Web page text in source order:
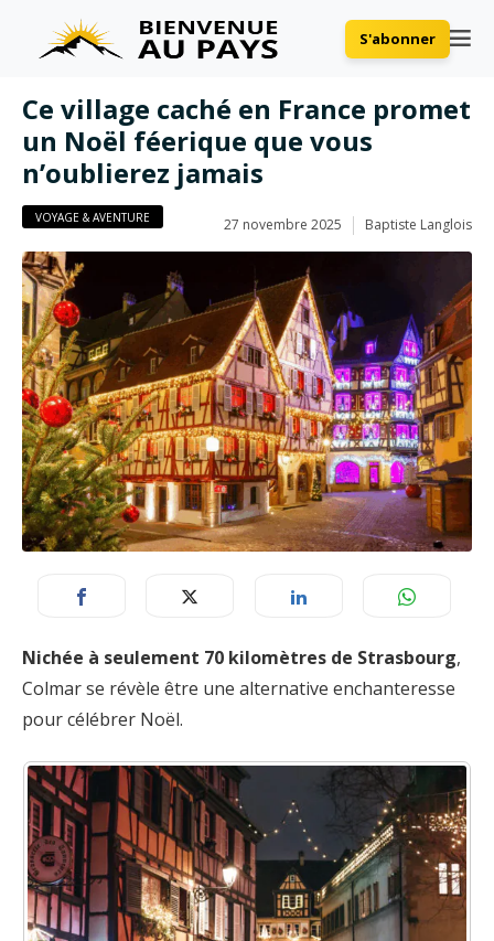
S'abonner
Ce village caché en France promet
un Noël féerique que vous
n’oublierez jamais
VOYAGE & AVENTURE 27 novembre 2025 Baptiste Langlois
Nichée à seulement 70 kilomètres de Strasbourg,
Colmar se révèle être une alternative enchanteresse
pour célébrer Noël.